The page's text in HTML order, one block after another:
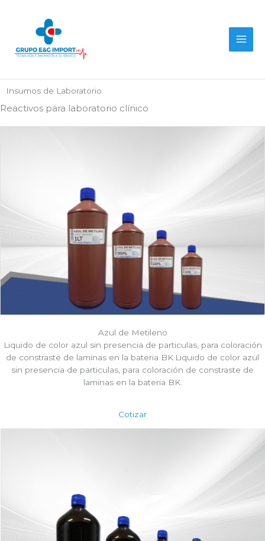
contenido
Insumos de Laboratorio
Reactivos para laboratorio clínico
Azul de Metileno​
Liquido de color azul sin presencia de particulas, para coloración
de constraste de laminas en la bateria BK.Liquido de color azul
sin presencia de particulas, para coloración de constraste de
laminas en la bateria BK.
Cotizar